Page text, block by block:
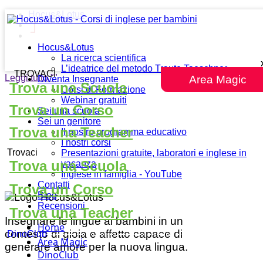
Hocus&Lotus
La ricerca scientifica
L’ideatrice del metodo Traute Taeschner
Diventa Insegnante
Corsi di Formazione
Webinar gratuiti
Sei una scuola
Sei un genitore
Il nostro programma educativo
I nostri corsi
Presentazioni gratuite, laboratori e inglese in
vacanza
Inglese in famiglia - YouTube
Contatti
Blog
Recensioni
Home
Area Magic
DinoClub
Area Magic
TROVACI
Trova una Scuola
Trova un Corso
Trova una Teacher
Trovaci
Trova una Scuola
Trova un Corso
Trova una Teacher
DinoClub
Hocus&Lotus
Leggi tutto""
Insegnare le lingue ai bambini in un
contesto di gioia e affetto capace di
generare amore per la nuova lingua.